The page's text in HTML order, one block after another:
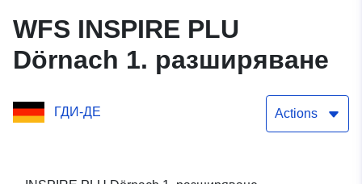
WFS INSPIRE PLU
Dörnach 1. разширяване
ГДИ-ДЕ Actions